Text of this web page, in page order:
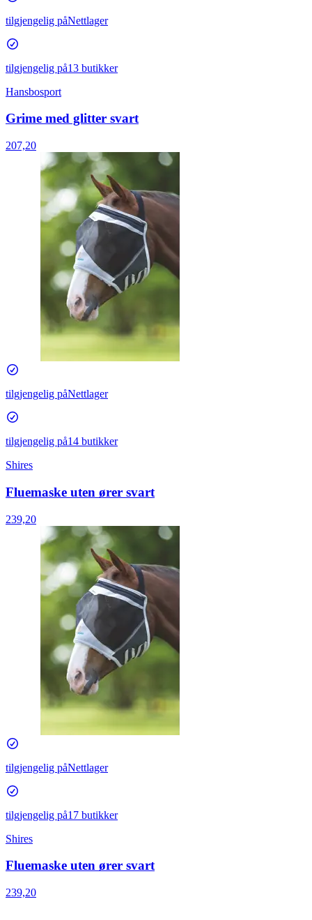
tilgjengelig påNettlager
tilgjengelig på13 butikker
Hansbosport
Grime med glitter svart
207,20
tilgjengelig påNettlager
tilgjengelig på14 butikker
Shires
Fluemaske uten ører svart
239,20
tilgjengelig påNettlager
tilgjengelig på17 butikker
Shires
Fluemaske uten ører svart
239,20